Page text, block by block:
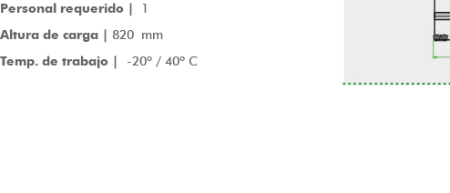
Personal requerido |
1
Altura de carga | 820 mm
Temp. de trabajo | -20º / 40º C